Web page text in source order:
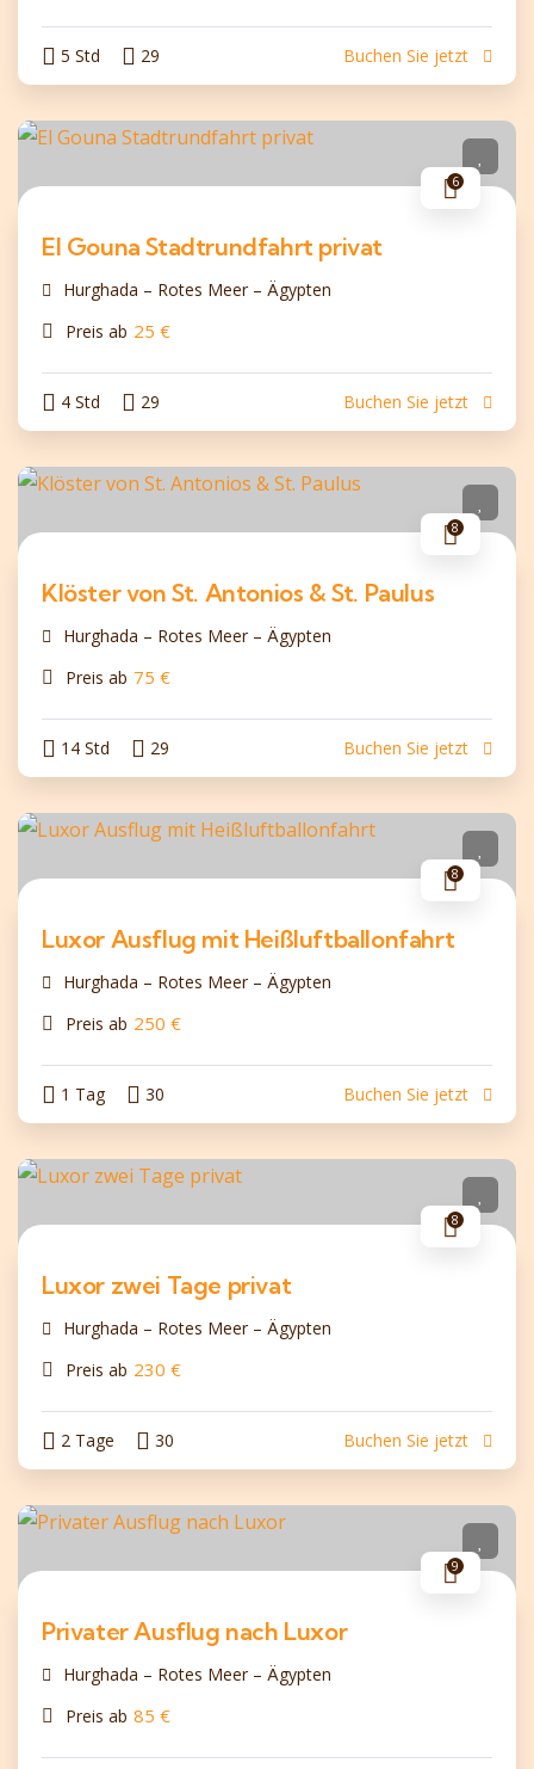
5 Std 29 Buchen Sie jetzt
6
El Gouna Stadtrundfahrt privat
Hurghada – Rotes Meer – Ägypten
Preis ab 25 €
4 Std 29 Buchen Sie jetzt
8
Klöster von St. Antonios & St. Paulus
Hurghada – Rotes Meer – Ägypten
Preis ab 75 €
14 Std 29 Buchen Sie jetzt
8
Luxor Ausflug mit Heißluftballonfahrt
Hurghada – Rotes Meer – Ägypten
Preis ab 250 €
1 Tag 30 Buchen Sie jetzt
8
Luxor zwei Tage privat
Hurghada – Rotes Meer – Ägypten
Preis ab 230 €
2 Tage 30 Buchen Sie jetzt
9
Privater Ausflug nach Luxor
Hurghada – Rotes Meer – Ägypten
Preis ab 85 €